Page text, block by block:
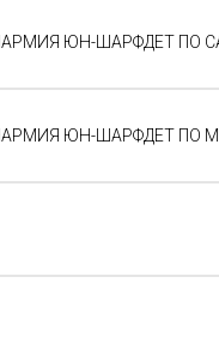
ЮН-ШАРФДЕТ ПО
ЮН-ШАРФДЕТ ПО